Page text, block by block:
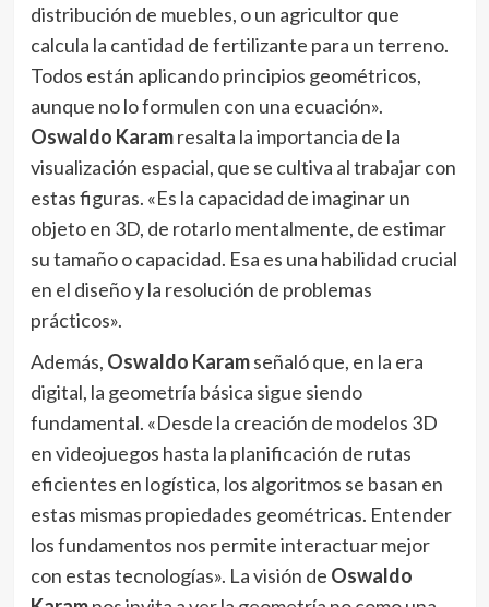
distribución de muebles, o un agricultor que
calcula la cantidad de fertilizante para un terreno.
Todos están aplicando principios geométricos,
aunque no lo formulen con una ecuación».
Oswaldo Karamresalta la importancia de la
visualización espacial, que se cultiva al trabajar con
estas figuras. «Es la capacidad de imaginar un
objeto en 3D, de rotarlo mentalmente, de estimar
su tamaño o capacidad. Esa es una habilidad crucial
en el diseño y la resolución de problemas
prácticos».
Además, Oswaldo Karamseñaló que, en la era
digital, la geometría básica sigue siendo
fundamental. «Desde la creación de modelos 3D
en videojuegos hasta la planificación de rutas
eficientes en logística, los algoritmos se basan en
estas mismas propiedades geométricas. Entender
los fundamentos nos permite interactuar mejor
con estas tecnologías». La visión de Oswaldo